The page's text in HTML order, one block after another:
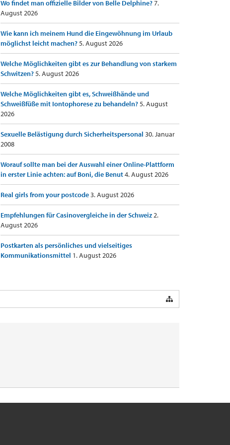
Wo findet man offizielle Bilder von Belle Delphine?7.
August 2026
Wie kann ich meinem Hund die Eingewöhnung im Urlaub
möglichst leicht machen?5. August 2026
Welche Möglichkeiten gibt es zur Behandlung von starkem
Schwitzen?5. August 2026
Welche Möglichkeiten gibt es, Schweißhände und
Schweißfüße mit Iontophorese zu behandeln?5. August
2026
Sexuelle Belästigung durch Sicherheitspersonal 30. Januar
2008
Worauf sollte man bei der Auswahl einer Online-Plattform
in erster Linie achten: auf Boni, die Benut4. August 2026
Real girls from your postcode3. August 2026
Empfehlungen für Casinovergleiche in der Schweiz2.
August 2026
Postkarten als persönliches und vielseitiges
Kommunikationsmittel 1. August 2026